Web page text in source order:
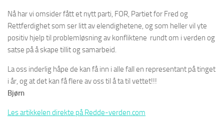
Nå har vi omsider fått et nytt parti, FOR, Partiet for Fred og
Rettferdighet som ser litt av elendighetene, og som heller vil yte
positiv hjelp til problemløsning av konfliktene rundt om i verden og
satse på å skape tillit og samarbeid.
La oss inderlig håpe de kan få inn i alle fall en representant på tinget
i år, og at det kan få flere av oss til å ta til vettet!!!
Bjørn
Les artikkelen direkte på Redde-verden.com